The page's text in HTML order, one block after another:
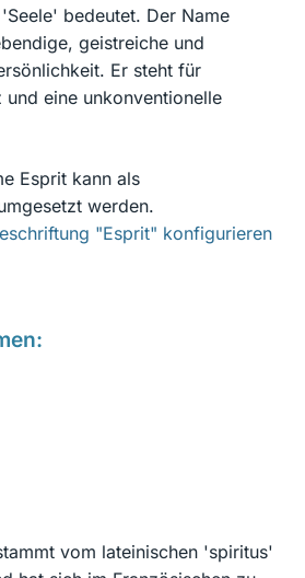
bedeutet. Der Name
geistreiche und
Er steht für
und eine unkonventionelle
Esprit kann als
werden.
"Esprit" konfigurieren
vom lateinischen 'spiritus'